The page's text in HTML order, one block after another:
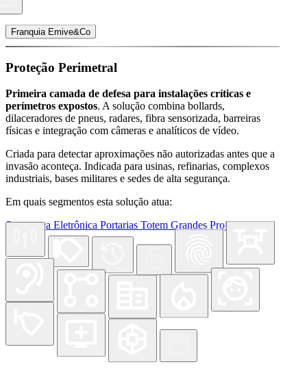
Franquia Emive&Co
Proteção Perimetral
Primeira camada de defesa para instalações críticas e
perímetros expostos. A solução combina bollards,
dilaceradores de pneus, radares, fibra sensorizada, barreiras
físicas e integração com câmeras e analíticos de vídeo.
Criada para detectar aproximações não autorizadas antes que a
invasão aconteça. Indicada para usinas, refinarias, complexos
industriais, bases militares e sedes de alta segurança.
Em quais segmentos esta solução atua:
Segurança Eletrônica Portarias Totem Grandes Projetos